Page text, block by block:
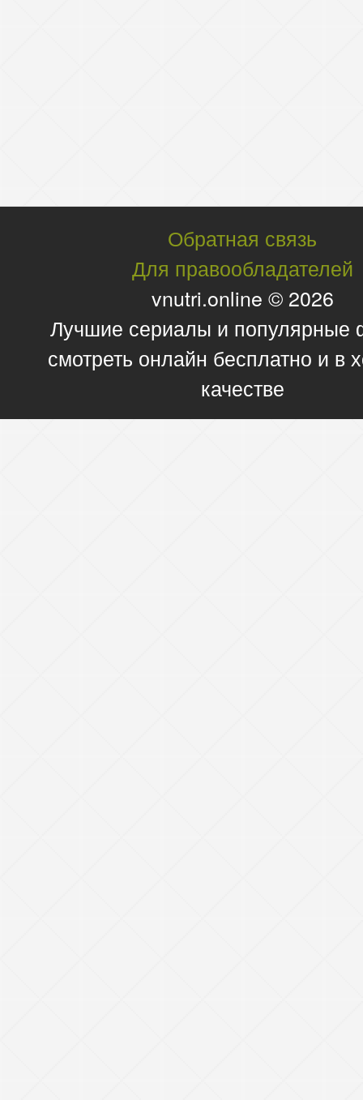
Обратная связь
Для правообладателей
vnutri.online © 2026
Лучшие сериалы и
смотреть онлайн бесплатно и в
качестве